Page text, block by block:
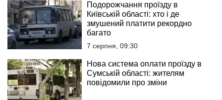
Подорожчання проїзду в
Київській області: хто і де
змушений платити рекордно
багато
7 серпня, 09:30
Нова система оплати проїзду в
Сумській області: жителям
повідомили про зміни